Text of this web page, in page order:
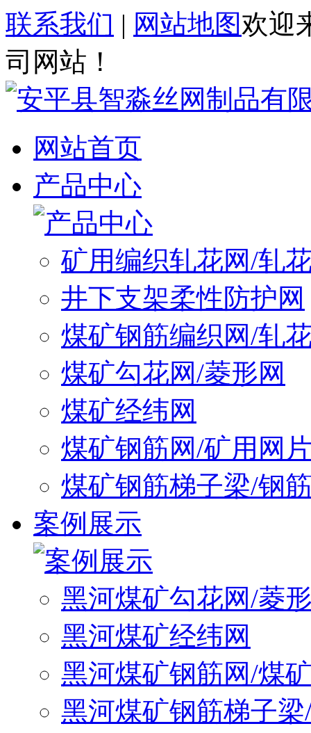
联系我们 | 网站地图欢迎
司网站！
网站首页
产品中心
矿用编织轧花网/轧
井下支架柔性防护网
煤矿钢筋编织网/轧
煤矿勾花网/菱形网
煤矿经纬网
煤矿钢筋网/矿用网
煤矿钢筋梯子梁/钢
案例展示
黑河煤矿勾花网/菱
黑河煤矿经纬网
黑河煤矿钢筋网/煤
黑河煤矿钢筋梯子